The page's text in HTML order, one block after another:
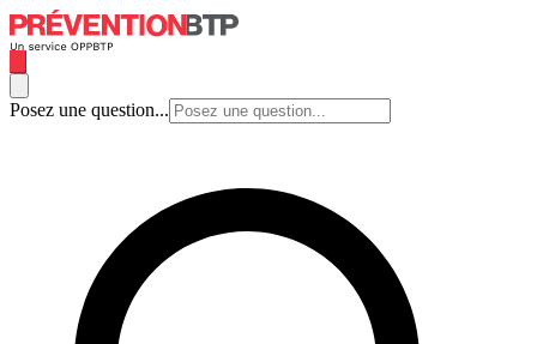
Posez une question...